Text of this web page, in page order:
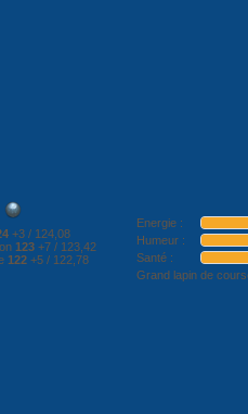
+3 / 124,08
123 +7 / 123,42
122 +5 / 122,78
Energie :
Humeur :
Santé :
Grand lapin de